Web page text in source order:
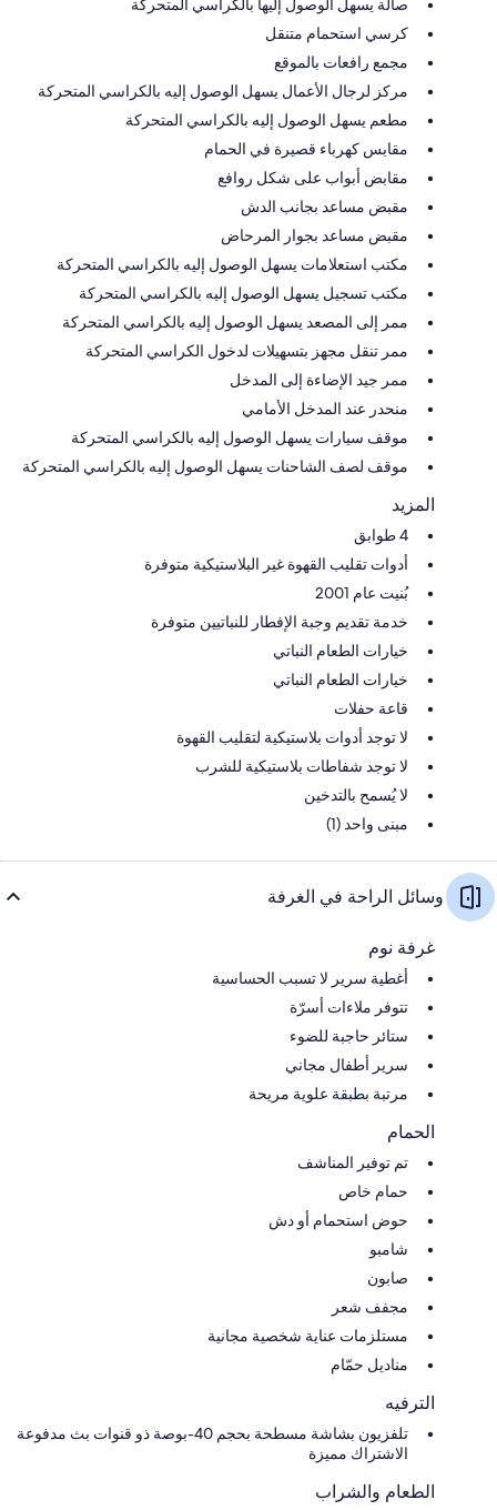
صالة يسهل الوصول إليها بالكراسي المتحركة
كرسي استحمام متنقل
مجمع رافعات بالموقع
مركز لرجال الأعمال يسهل الوصول إليه بالكراسي المتحركة
مطعم يسهل الوصول إليه بالكراسي المتحركة
مقابس كهرباء قصيرة في الحمام
مقابض أبواب على شكل روافع
مقبض مساعد بجانب الدش
مقبض مساعد بجوار المرحاض
مكتب استعلامات يسهل الوصول إليه بالكراسي المتحركة
مكتب تسجيل يسهل الوصول إليه بالكراسي المتحركة
ممر إلى المصعد يسهل الوصول إليه بالكراسي المتحركة
ممر تنقل مجهز بتسهيلات لدخول الكراسي المتحركة
ممر جيد الإضاءة إلى المدخل
منحدر عند المدخل الأمامي
موقف سيارات يسهل الوصول إليه بالكراسي المتحركة
موقف لصف الشاحنات يسهل الوصول إليه بالكراسي المتحركة
المزيد
4 طوابق
أدوات تقليب القهوة غير البلاستيكية متوفرة
بُنيت عام 2001
خدمة تقديم وجبة الإفطار للنباتيين متوفرة
خيارات الطعام النباتي
خيارات الطعام النباتي
قاعة حفلات
لا توجد أدوات بلاستيكية لتقليب القهوة
لا توجد شفاطات بلاستيكية للشرب
لا يُسمح بالتدخين
مبنى واحد (1)
وسائل الراحة في الغرفة
غرفة نوم
أغطية سرير لا تسبب الحساسية
تتوفر ملاءات أسرّة
ستائر حاجبة للضوء
سرير أطفال مجاني
مرتبة بطبقة علوية مريحة
الحمام
تم توفير المناشف
حمام خاص
حوض استحمام أو دش
شامبو
صابون
مجفف شعر
مستلزمات عناية شخصية مجانية
مناديل حمّام
الترفيه
تلفزيون بشاشة مسطحة بحجم 40-بوصة ذو قنوات بث مدفوعة
الاشتراك مميزة
الطعام والشراب